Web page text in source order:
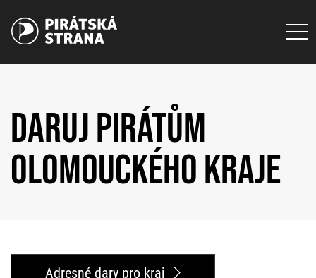
DARUJ PIRÁTŮM
OLOMOUCKÉHO KRAJE
Adresné dary pro kraj